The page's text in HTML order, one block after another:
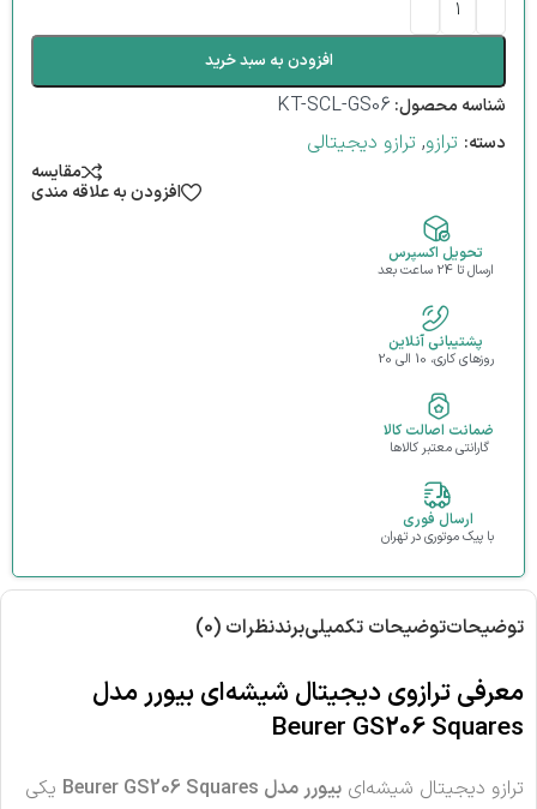
افزودن به سبد خرید
شناسه محصول: KT-SCL-GS06
دسته: ترازو, ترازو دیجیتالی
مقایسه
افزودن به علاقه مندی
تحویل اکسپرس
ارسال تا 24 ساعت بعد
پشتیبانی آنلاین
روزهای کاری، 10 الی 20
ضمانت اصالت کالا
گارانتی معتبر کالاها
ارسال فوری
با پیک موتوری در تهران
توضیحاتتوضیحات تکمیلیبرندنظرات (0)
معرفی ترازوی دیجیتال شیشه‌ای بیورر مدل
Beurer GS206 Squares
ترازو دیجیتال شیشه‌ای بیورر مدل Beurer GS206 Squares
یکی